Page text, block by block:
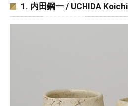
1. 内田鋼一 / UCHIDA Koichi